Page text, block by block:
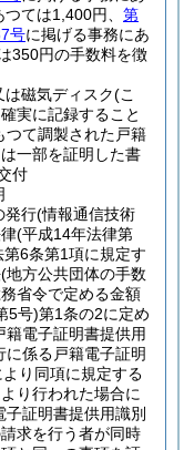
ては1,400円、 第
号に掲げる事務にあ
350円の手数料を徴
磁気ディスク(こ
実に記録すること
つて調製された戸籍
一部を証明した書
付
発行(情報通信技術
(平成14年法律第
6条第1項に規定す
(地方公共団体の手数
省令で定める金額
5号)第1条の2に定め
籍電子証明書提供用
に係る戸籍電子証明
り同項に規定する
り行われた場合に
証明書提供用識別
求を行う者が同時